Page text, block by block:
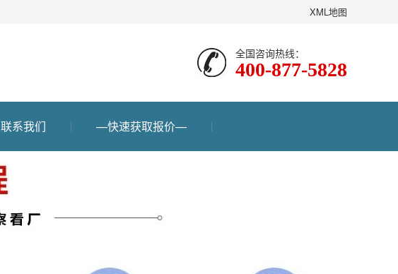
XML地图
全国咨询热线：
400-877-5828
联系我们 —快速获取报价—